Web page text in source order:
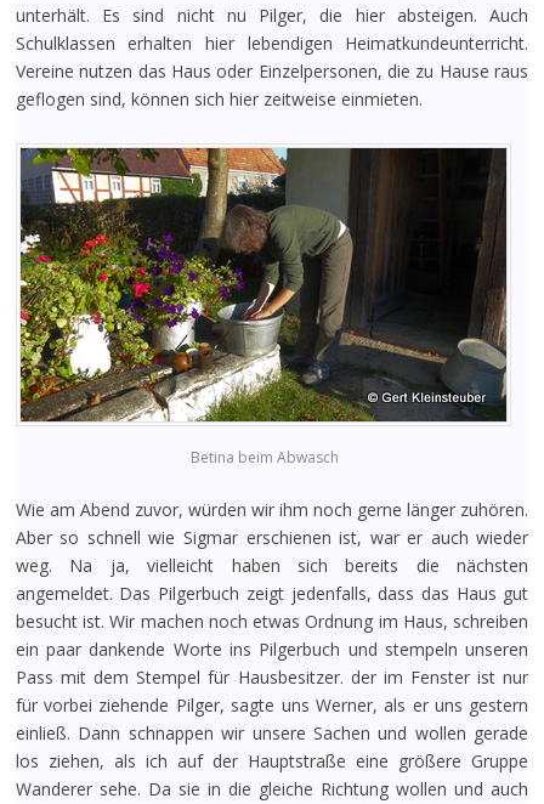
unterhält. Es sind nicht nu Pilger, die hier absteigen. Auch
Schulklassen erhalten hier lebendigen Heimatkundeunterricht.
Vereine nutzen das Haus oder Einzelpersonen, die zu Hause raus
geflogen sind, können sich hier zeitweise einmieten.
Betina beim Abwasch
Wie am Abend zuvor, würden wir ihm noch gerne länger zuhören.
Aber so schnell wie Sigmar erschienen ist, war er auch wieder
weg. Na ja, vielleicht haben sich bereits die nächsten
angemeldet. Das Pilgerbuch zeigt jedenfalls, dass das Haus gut
besucht ist. Wir machen noch etwas Ordnung im Haus, schreiben
ein paar dankende Worte ins Pilgerbuch und stempeln unseren
Pass mit dem Stempel für Hausbesitzer. der im Fenster ist nur
für vorbei ziehende Pilger, sagte uns Werner, als er uns gestern
einließ. Dann schnappen wir unsere Sachen und wollen gerade
los ziehen, als ich auf der Hauptstraße eine größere Gruppe
Wanderer sehe. Da sie in die gleiche Richtung wollen und auch